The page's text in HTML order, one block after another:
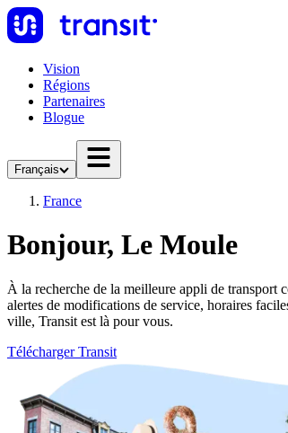
Vision
Régions
Partenaires
Blogue
Français
France
Bonjour, Le Moule
À la recherche de la meilleure appli de transport
alertes de modifications de service, horaires
ville, Transit est là pour vous.
Télécharger Transit